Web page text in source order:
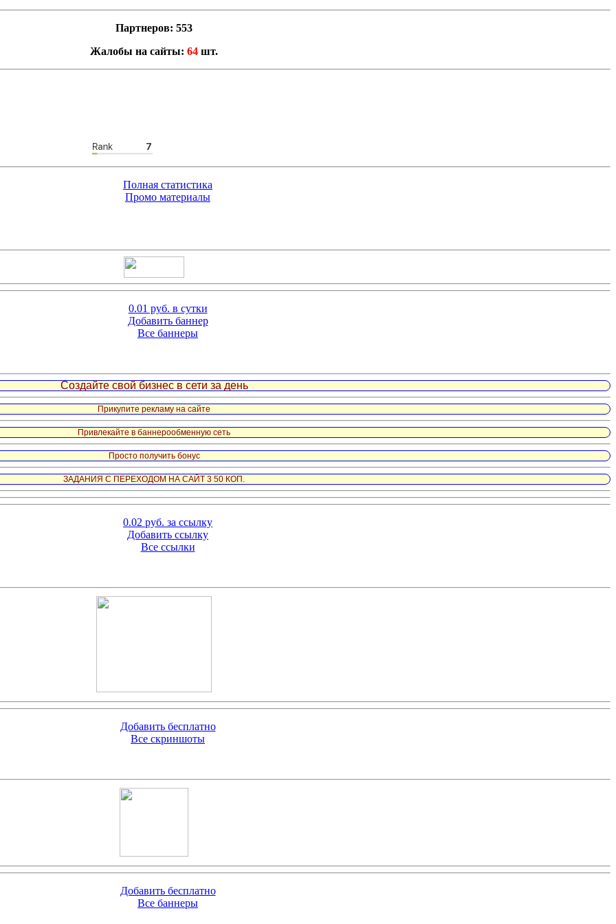
Партнеров: 553
Жалобы на сайты: 64 шт.
Полная статистика
Промо материалы
0.01 руб. в сутки
Добавить баннер
Все баннеры
Создайте свой бизнес в сети за день
Прикупите рекламу на сайте
Привлекайте в баннерообменную сеть
Просто получить бонус
ЗАДАНИЯ С ПЕРЕХОДОМ НА САЙТ 3 50 КОП.
0.02 руб. за ссылку
Добавить ссылку
Все ссылки
Добавить бесплатно
Все скриншоты
Добавить бесплатно
Все баннеры